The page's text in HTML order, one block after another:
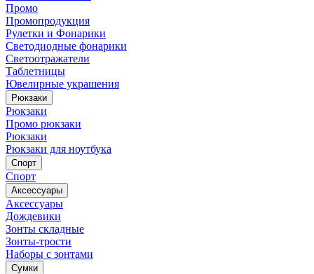
Промо
Промопродукция
Рулетки и Фонарики
Светодиодные фонарики
Светоотражатели
Таблетницы
Ювелирные украшения
Рюкзаки
Рюкзаки
Промо рюкзаки
Рюкзаки
Рюкзаки для ноутбука
Спорт
Спорт
Аксессуары
Аксессуары
Дождевики
Зонты складные
Зонты-трости
Наборы с зонтами
Сумки